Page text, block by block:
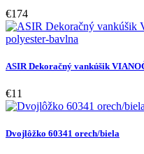
€174
ASIR Dekoračný vankúšik
€11
Dvojlôžko 60341 orech/biela